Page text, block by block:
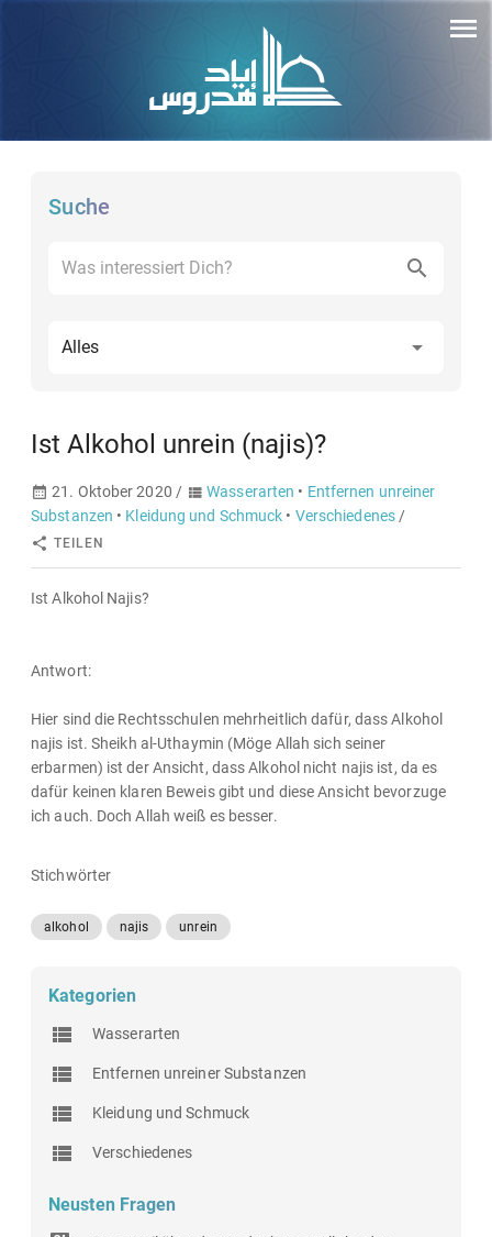
Suche
Alles
Ist Alkohol unrein (najis)?
21. Oktober 2020 / Wasserarten • Entfernen unreiner
Substanzen • Kleidung und Schmuck • Verschiedenes /
TEILEN
Ist Alkohol Najis?
Antwort:
Hier sind die Rechtsschulen mehrheitlich dafür, dass Alkohol
najis ist. Sheikh al-Uthaymin (Möge Allah sich seiner
erbarmen) ist der Ansicht, dass Alkohol nicht najis ist, da es
dafür keinen klaren Beweis gibt und diese Ansicht bevorzuge
ich auch. Doch Allah weiß es besser.
Stichwörter
alkohol najis unrein
Kategorien
Wasserarten
Entfernen unreiner Substanzen
Kleidung und Schmuck
Verschiedenes
Neusten Fragen